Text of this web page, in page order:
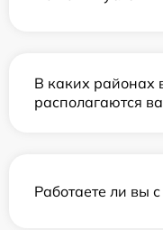
В каких районах
располагаются
Работаете ли вы